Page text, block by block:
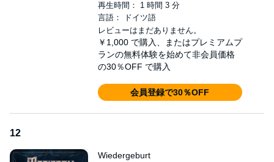
再生時間： 1 時間 3 分
言語： ドイツ語
レビューはまだありません。
￥1,000 で購入、またはプレミアムプ
ランの無料体験を始めて非会員価格
の30％OFF で購入
会員登録で30％OFF
12
Wiedergeburt